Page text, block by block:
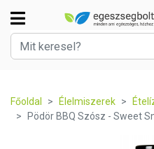
Főoldal Élelmiszerek
Pödör BBQ Szósz - Sweet